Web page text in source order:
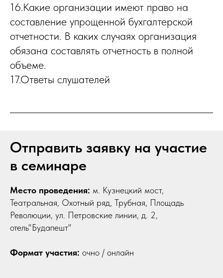
16.Какие организации имеют право на
составление упрощенной бухгалтерской
отчетности. В каких случаях организация
обязана составлять отчетность в полной
объеме.
17.Ответы слушателей
Отправить заявку на участие
в семинаре
Место проведения: м. Кузнецкий мост,
Театральная, Охотный ряд, Трубная, Площадь
Революции, ул. Петровские линии, д. 2,
отель"Будапешт"
Формат участия: очно / онлайн